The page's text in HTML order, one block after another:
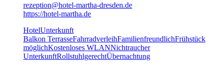
rezeption@hotel-martha-dresden.de
https://hotel-martha.de
HotelUnterkunft
Balkon TerrasseFahrradverleihFamilienfreundlichFrühstück
möglichKostenloses WLANNichtraucher
UnterkunftRollstuhlgerechtÜbernachtung